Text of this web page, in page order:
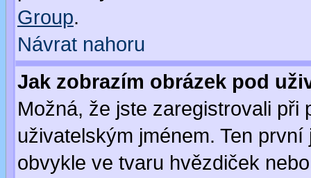
Group.
Návrat nahoru
Jak zobrazím obrázek pod
Možná, že jste zaregistrovali
uživatelským jménem. Ten
obvykle ve tvaru hvězdiček